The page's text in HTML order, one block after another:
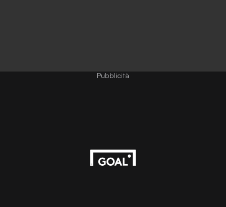
Pubblicità